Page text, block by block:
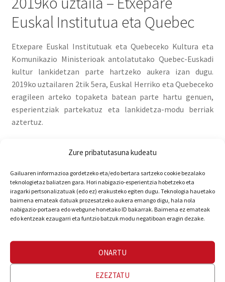
Zure pribatutasuna kudeatu
Gailuaren informazioa gordetzeko eta/edo bertara sartzeko cookie bezalako
teknologietaz baliatzen gara. Hori nabigazio-esperientzia hobetzeko eta
iragarki pertsonalizatuak (edo ez) erakusteko egiten dugu. Teknologia hauetako
baimena emateak datuak prozesatzeko aukera emango digu, hala nola
nabigazio-portaera edo webgune honetako ID bakarrak. Baimena ez emateak
edo kentzeak ezaugarri eta funtzio batzuk modu negatiboan eragin dezake.
ONARTU
EZEZTATU
Euskal Institutua eta Quebec
Etxepare Euskal Institutuak eta Quebeceko Kultura eta
Komunikazio Ministerioak antolatutako Quebec-Euskadi
kultur lankidetzan parte hartzeko aukera izan dugu.
2019ko uztailaren 2tik 5era, Euskal Herriko eta Quebeceko
eragileen arteko topaketa batean parte hartu genuen,
esperientziak partekatuz eta lankidetza-modu berriak
aztertuz.